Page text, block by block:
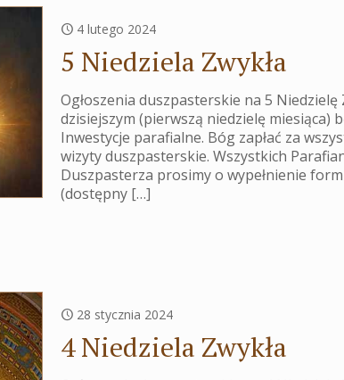
4 lutego 2024
5 Niedziela Zwykła
Ogłoszenia duszpasterskie na 5 Niedzielę
dzisiejszym (pierwszą niedzielę miesiąca)
Inwestycje parafialne. Bóg zapłać za
wizyty duszpasterskie. Wszystkich
Duszpasterza prosimy o wypełnienie
(dostępny […]
28 stycznia 2024
4 Niedziela Zwykła